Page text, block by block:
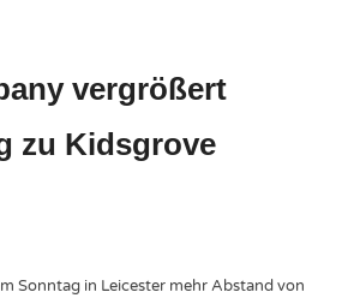
vergrößert
zu Kidsgrove
Sonntag in Leicester mehr Abstand von